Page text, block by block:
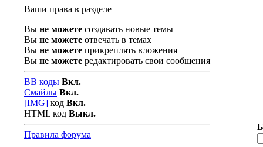
Ваши права в разделе
Вы не можете создавать новые темы
Вы не можете отвечать в темах
Вы не можете прикреплять вложения
Вы не можете редактировать свои сообщения
BB коды Вкл.
Смайлы Вкл.
[IMG] код Вкл.
HTML код Выкл.
Правила форума